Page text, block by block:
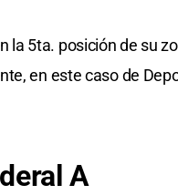
la 5ta. posición de su
en este caso de
A